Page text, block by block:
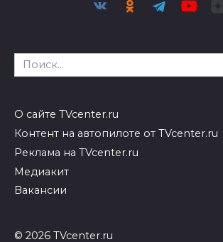
Search
for:
О сайте TVcenter.ru
Контент на автопилоте от TVcenter.ru
Реклама на TVcenter.ru
Медиакит
Вакансии
© 2026 TVcenter.ru